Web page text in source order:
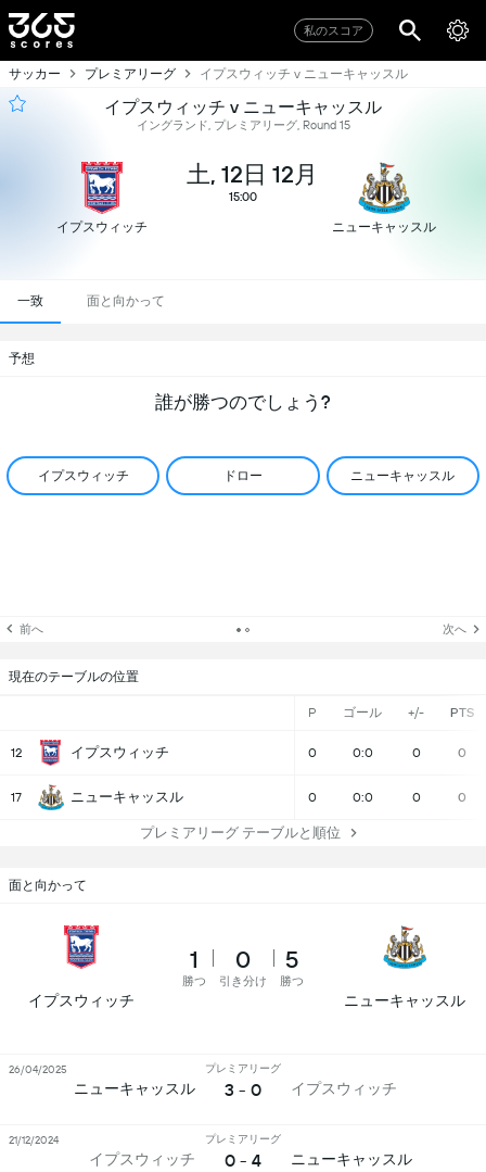
私のスコア
サッカー プレミアリーグ イプスウィッチ v ニューキャッスル
イプスウィッチ v ニューキャッスル
イングランド, プレミアリーグ, Round 15
イプスウィッチ
土, 12日 12月
15:00
ニューキャッスル
一致 面と向かって
予想
誰が勝つのでしょう?
イプスウィッチ ドロー ニューキャッスル
前へ 次へ
現在のテーブルの位置
P ゴール +/- PTS
12 イプスウィッチ 0 0:0 0 0
17 ニューキャッスル 0 0:0 0 0
プレミアリーグ テーブルと順位
面と向かって
イプスウィッチ
1
勝つ
0
引き分け
5
勝つ
ニューキャッスル
ニューキャッスル
プレミアリーグ
3 - 0 イプスウィッチ
26/04/2025
イプスウィッチ
プレミアリーグ
0 - 4 ニューキャッスル
21/12/2024